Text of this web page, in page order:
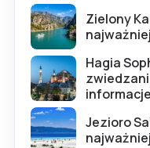
Zielony
Hagia
informacje
Jezioro